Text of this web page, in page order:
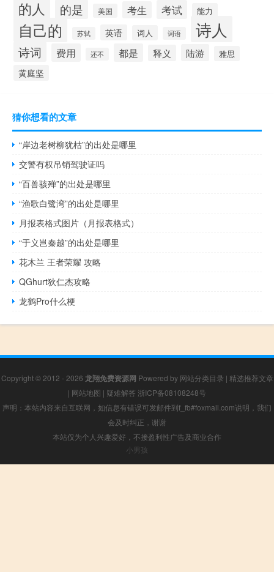
的人 的是 美国 考生 考试 能力
自己的 苏轼 英语 词人 词语 诗人
诗词 费用 还不 都是 释义 陆游 雅思
黄庭坚
猜你想看的文章
“岸边老树柳犹枯”的出处是哪里
交警有权吊销驾驶证吗
“百兽骇殚”的出处是哪里
“渔歌白鹭湾”的出处是哪里
月报表格式图片（月报表格式）
“于义岂秦越”的出处是哪里
花木兰 王者荣耀 攻略
QGhurt狄仁杰攻略
龙鹤Pro什么梗
Copyright © 2012 - 2026 龙翔免费资源网 Powered by 网站分类目录 | 精选推荐文章
| 网站地图 | 疑难解答 浙ICP备08108248号
声明：本站内容来自互联网，如信息有错误可发邮件到f_fb#foxmail.com说明，我们
会及时纠正，谢谢
本站仅为个人兴趣爱好，不接盈利性广告及商业合作
小男孩